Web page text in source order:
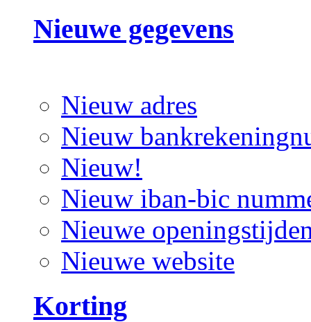
Nieuwe gegevens
Nieuw adres
Nieuw
Nieuw!
Nieuw iban-bic
Nieuwe
Nieuwe website
Korting